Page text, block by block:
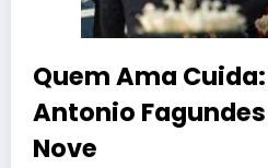
Quem Ama
Antonio
Nove